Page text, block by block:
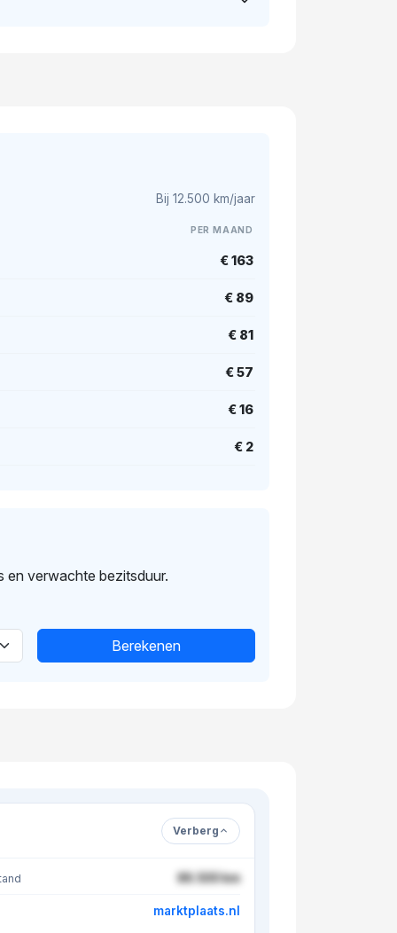
Bij 12.500 km/jaar
PER MAAND
€ 163
€ 89
€ 81
€ 57
€ 16
€ 2
en verwachte bezitsduur.
Berekenen
Verberg
86.500 km
marktplaats.nl